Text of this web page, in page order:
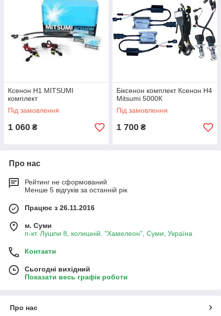
Ксенон Н1 MITSUMI
комплект
Під замовлення
1 060 ₴
Біксенон комплект Ксенон Н4
Mitsumi 5000К
Під замовлення
1 700 ₴
Про нас
Рейтинг не сформований
Менше 5 відгуків за останній рік
Працює з 26.11.2016
м. Суми
п-кт. Лушпи 8, колишній. "Хамелеон", Суми, Україна
Контакти
Сьогодні вихідний
Показати весь графік роботи
Про нас